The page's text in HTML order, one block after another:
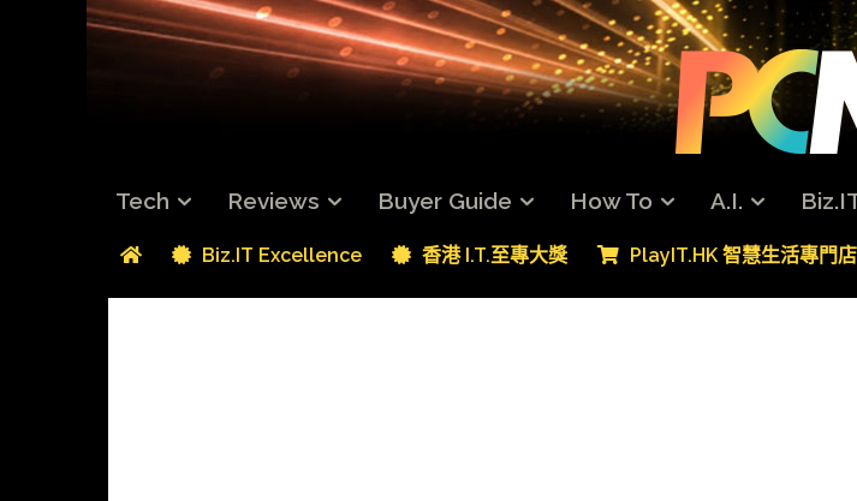
Tech Reviews Buyer Guide How To A.I.
Biz.IT Excellence 香港 I.T.至專大獎 PlayIT.HK 智慧生活專門店